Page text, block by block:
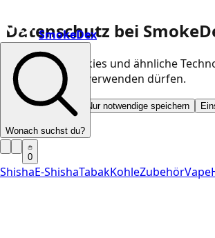
Datenschutz bei
Wir nutzen Cookies und ähnliche
Kategorien wir verwenden dürfen.
Alle akzeptieren Nur notwendige speichern
SmokeDex
Wonach suchst du?
0
ShishaE-ShishaTabakKohleZubehörVape